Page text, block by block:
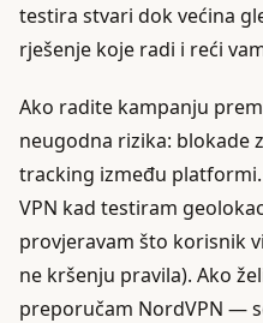
testira stvari dok većina
rješenje koje radi i reći
Ako radite kampanju
neugodna rizika: blokade
tracking između
VPN kad testiram
provjeravam što korisnik
ne kršenju pravila). Ako
preporučam NordVPN —